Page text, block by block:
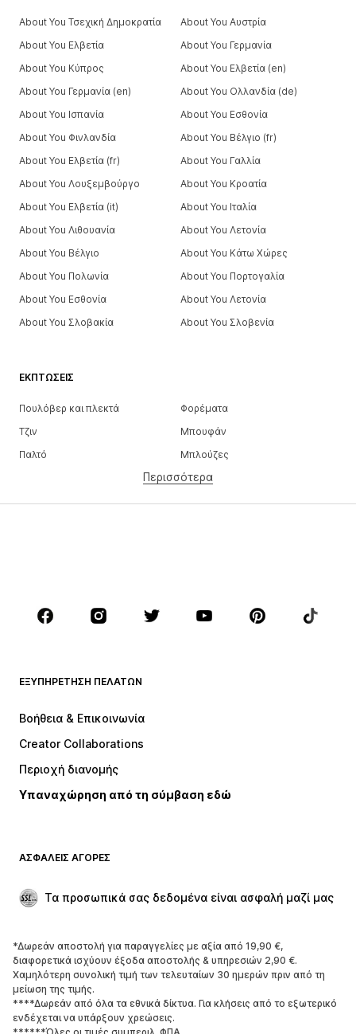
ΕΚΠΤΏΣΕΙΣ
Πουλόβερ και πλεκτά
Φορέματα
Τζιν
Μπουφάν
Παλτό
Μπλούζες
Εσώρουχα
Φούστες
Πουκάμισα και τουνίκ
Αξεσουάρ
Premium
ΝΕΑ
Εσώρουχα
Παλτό
Φούστες
Περιστάσεις
Aποκλειστικά
ΠΑΠΟΎΤΣΙΑ
ΝΕΑ
Trending
Sneakers
Μποτάκια
Γόβες και ψηλοτάκουνα
Περισσότερα
ΕΞΥΠΗΡΈΤΗΣΗ ΠΕΛΑΤΏΝ
Βοήθεια & Επικοινωνία
Creator Collaborations
Περιοχή διανομής
Υπαναχώρηση από τη σύμβαση εδώ
ΑΣΦΑΛΕΊΣ ΑΓΟΡΈΣ
Τα προσωπικά σας δεδομένα είναι ασφαλή μαζί μας
*Δωρεάν αποστολή για παραγγελίες με αξία από 19,90 €,
διαφορετικά ισχύουν έξοδα αποστολής & υπηρεσιών 2,90 €.
Χαμηλότερη συνολική τιμή των τελευταίων 30 ημερών πριν από τη
μείωση της τιμής.
****Δωρεάν από όλα τα εθνικά δίκτυα. Για κλήσεις από το εξωτερικό
ενδέχεται να υπάρξουν χρεώσεις.
About You Τσεχική Δημοκρατία
About You Αυστρία
About You Ελβετία
About You Γερμανία
About You Κύπρος
About You Ελβετία (en)
About You Γερμανία (en)
About You Ολλανδία (de)
About You Ισπανία
About You Εσθονία
About You Φινλανδία
About You Βέλγιο (fr)
About You Ελβετία (fr)
About You Γαλλία
About You Λουξεμβούργο
About You Κροατία
About You Ελβετία (it)
About You Ιταλία
About You Λιθουανία
About You Λετονία
About You Βέλγιο
About You Κάτω Χώρες
About You Πολωνία
About You Πορτογαλία
About You Εσθονία
About You Λετονία
About You Σλοβακία
About You Σλοβενία